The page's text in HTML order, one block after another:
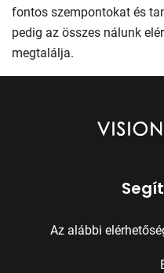
fontos szempontokat és
pedig az összes nálunk
megtalálja.
Az alábbi